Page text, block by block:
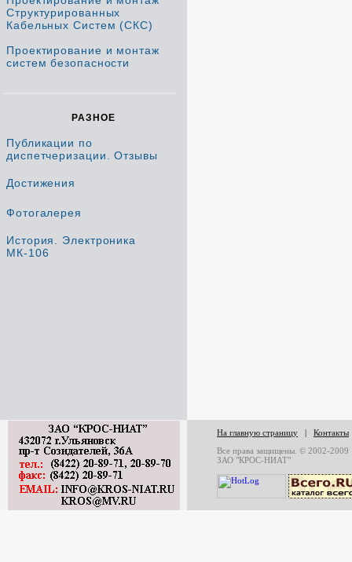
Структурированных
Кабельных Систем (СКС)
Проектирование и монтаж
систем безопасности
РАЗНОЕ
Публикации по
диспетчеризации. Отзывы
Достижения
Фотогалерея
История. Электроника
МК-106
На главную страницу | Контакты
Все права защищены. © 2002-2009
ЗАО "КРОС-НИАТ"